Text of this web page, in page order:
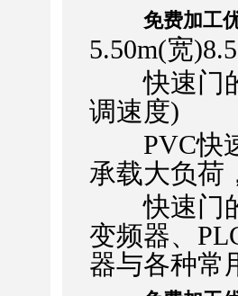
免费加工
5.50m(宽
快速门的
调速度)
PVC快速
承载大负荷
快速门的
变频器、
器与各种常